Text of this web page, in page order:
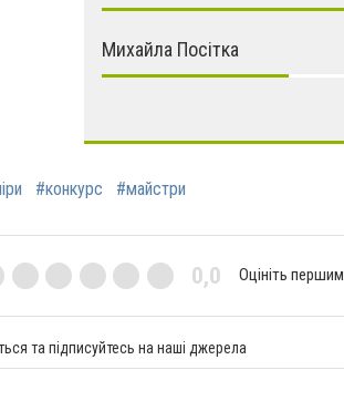
Михайла Посітка
#конкурс #майстри
0,0 Оцініть першим
та підписуйтесь на наші джерела